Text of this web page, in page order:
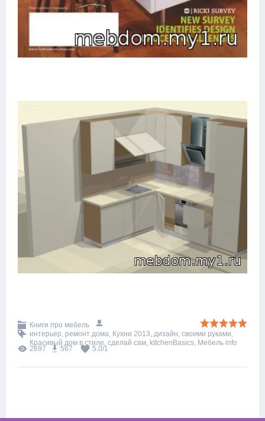
Книги про мебель
интерьер, ремонт дома, Кухни 2013, дизайн, своими руками,
Красивый дом в стиле, сделай сам, kitchenBasics, Мебель info
2697 567 5.0/1